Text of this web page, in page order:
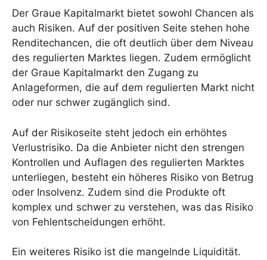
Der Graue Kapitalmarkt bietet sowohl Chancen als
auch Risiken. Auf der positiven Seite stehen hohe
Renditechancen, die oft deutlich über dem Niveau
des regulierten Marktes liegen. Zudem ermöglicht
der Graue Kapitalmarkt den Zugang zu
Anlageformen, die auf dem regulierten Markt nicht
oder nur schwer zugänglich sind.
Auf der Risikoseite steht jedoch ein erhöhtes
Verlustrisiko. Da die Anbieter nicht den strengen
Kontrollen und Auflagen des regulierten Marktes
unterliegen, besteht ein höheres Risiko von Betrug
oder Insolvenz. Zudem sind die Produkte oft
komplex und schwer zu verstehen, was das Risiko
von Fehlentscheidungen erhöht.
Ein weiteres Risiko ist die mangelnde Liquidität.